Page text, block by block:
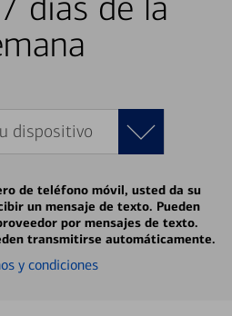
dispositivo
de teléfono móvil, usted da su
un mensaje de texto. Pueden
por mensajes de texto.
transmitirse automáticamente.
y condiciones